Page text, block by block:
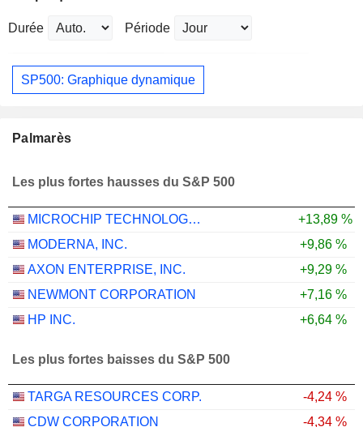
Durée Période
SP500: Graphique dynamique
Palmarès
Les plus fortes hausses du S&P 500
MICROCHIP TECHNOLOGY INCORPORATED
+13,89 %
MODERNA, INC.
+9,86 %
AXON ENTERPRISE, INC.
+9,29 %
NEWMONT CORPORATION
+7,16 %
HP INC.
+6,64 %
Les plus fortes baisses du S&P 500
TARGA RESOURCES CORP.
-4,24 %
CDW CORPORATION
-4,34 %